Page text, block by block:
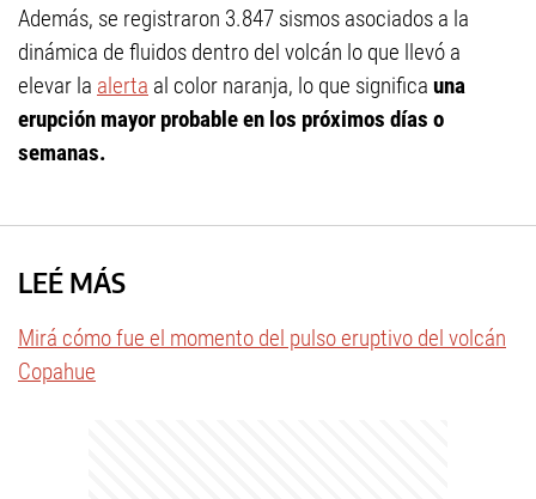
Además, se registraron 3.847 sismos asociados a la
dinámica de fluidos dentro del volcán lo que llevó a
elevar la alerta al color naranja, lo que significa una
erupción mayor probable en los próximos días o
semanas.
LEÉ MÁS
Mirá cómo fue el momento del pulso eruptivo del volcán
Copahue